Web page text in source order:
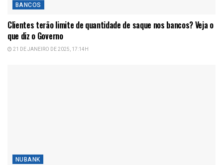
BANCOS
Clientes terão limite de quantidade de saque nos bancos? Veja o
que diz o Governo
21 DE JANEIRO DE 2025, 17:14H
NUBANK